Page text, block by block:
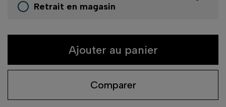
Retrait en magasin
Ajouter au panier
Comparer